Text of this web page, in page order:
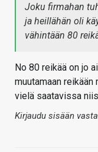
Joku firmahan
ja heillähän oli
vähintään 80
No 80 reikää on jo
muutamaan
vielä saatavissa
Kirjaudu sisään